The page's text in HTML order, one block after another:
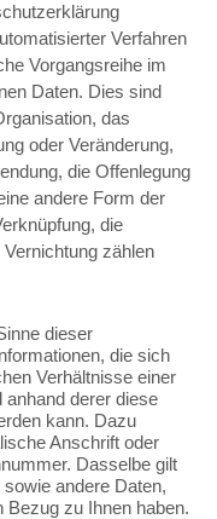
Verfahren
Vorgangsreihe im
Daten. Dies sind
das
oder Veränderung,
die Offenlegung
andere Form der
die
zählen
dieser
die sich
Verhältnisse einer
anhand derer diese
kann. Dazu
Anschrift oder
Dasselbe gilt
andere Daten,
Bezug zu Ihnen haben.